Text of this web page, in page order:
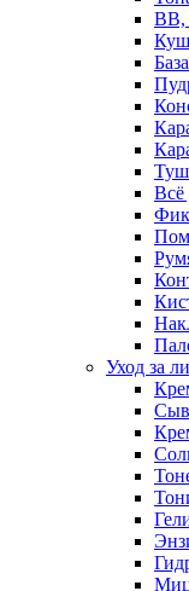
BB,
Всё
Уход за